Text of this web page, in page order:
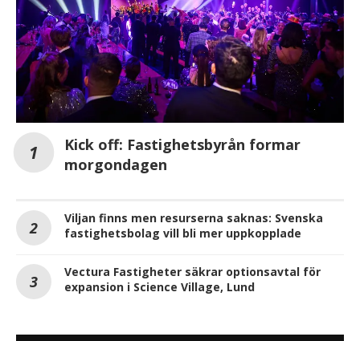
Kick off: Fastighetsbyrån formar
morgondagen
Viljan finns men resurserna saknas: Svenska
fastighetsbolag vill bli mer uppkopplade
Vectura Fastigheter säkrar optionsavtal för
expansion i Science Village, Lund